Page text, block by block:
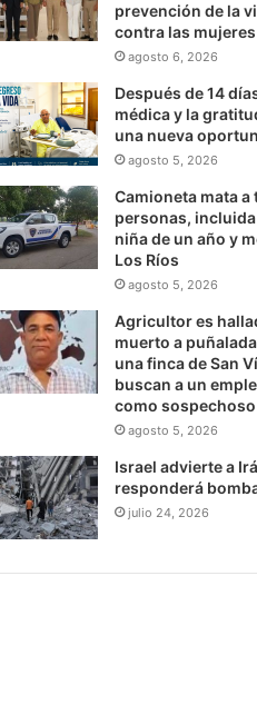
prevención de la
contra las mujeres
agosto 6, 2026
Después de 14
médica y la
una nueva
agosto 5, 2026
Camioneta mata a
personas,
niña de un año y
Los Ríos
agosto 5, 2026
Agricultor es
muerto a
una finca de San
buscan a un
como sospechoso
agosto 5, 2026
Israel advierte a
responderá
julio 24, 2026